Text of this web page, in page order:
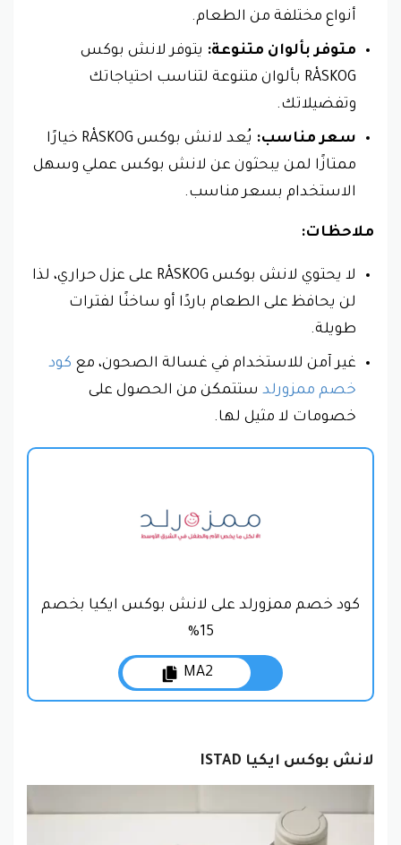
أنواع مختلفة من الطعام.
متوفر بألوان متنوعة: يتوفر لانش بوكس
RÅSKOG بألوان متنوعة لتناسب احتياجاتك
وتفضيلاتك.
سعر مناسب:
يُعد لانش بوكس RÅSKOG خيارًا
ممتازًا لمن يبحثون عن لانش بوكس عملي وسهل
الاستخدام بسعر مناسب.
ملاحظات:
لا يحتوي لانش بوكس RÅSKOG على عزل حراري، لذا
لن يحافظ على الطعام باردًا أو ساخنًا لفترات
طويلة.
غير آمن للاستخدام في غسالة الصحون، مع كود
خصم ممزورلد ستتمكن من الحصول على
خصومات لا مثيل لها.
كود خصم ممزورلد على لانش بوكس ايكيا بخصم
15%
MA2
لانش بوكس ايكيا ISTAD